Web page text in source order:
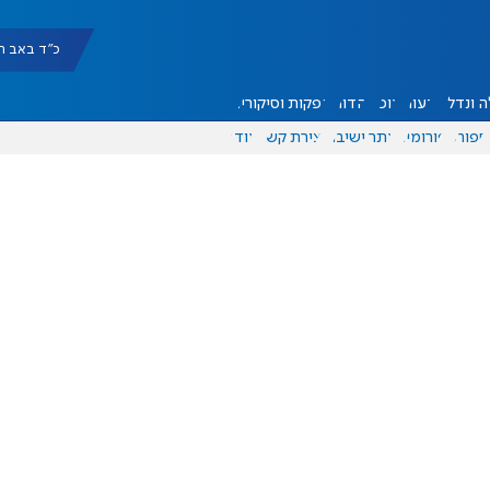
כ"ד באב תשפ"ו
ונדל"ן דעות אוכל יהדות הפקות וסיקורים
ספורט פורומים אתר ישיבה יצירת קשר עוד